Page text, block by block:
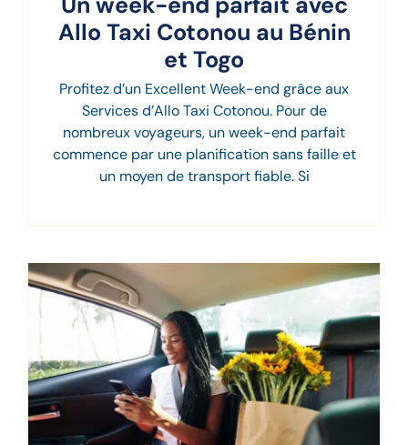
Allo Taxi Cotonou au Bénin
et Togo
Profitez d’un Excellent Week-end grâce aux
Services d’Allo Taxi Cotonou. Pour de
nombreux voyageurs, un week-end parfait
commence par une planification sans faille et
un moyen de transport fiable. Si